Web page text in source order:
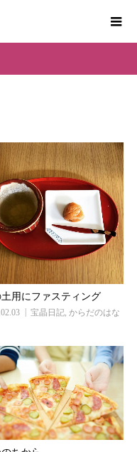
用にファスティング
宝晶日記, からだのはな